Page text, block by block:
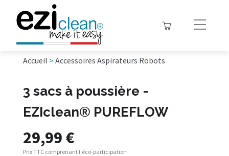
Accueil > Accessoires Aspirateurs Robots
3 sacs à poussière -
EZIclean® PUREFLOW
29,99 €
Prix TTC comprenant l'éco-participation